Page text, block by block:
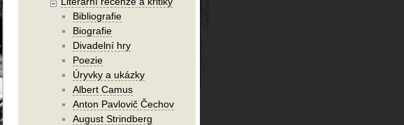
Bibliografie
Biografie
Divadelní hry
Poezie
Úryvky a ukázky
Albert Camus
Anton Pavlovič Čechov
August Strindberg